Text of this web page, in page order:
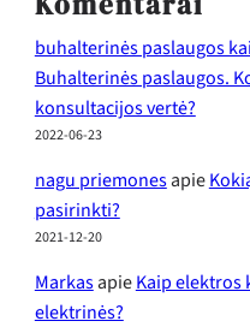
buhalterinės paslaugos
Buhalterinės paslaugos.
konsultacijos vertė?
2022-06-23
nagu priemonesapie
pasirinkti?
2021-12-20
MarkasapieKaip elektros
elektrinės?